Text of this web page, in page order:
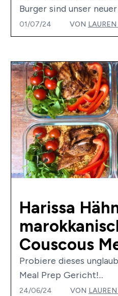
Burger sind unser
01/07/24 VON
Harissa
Couscous
Probiere dieses
Meal Prep Gericht!...
24/06/24 VON